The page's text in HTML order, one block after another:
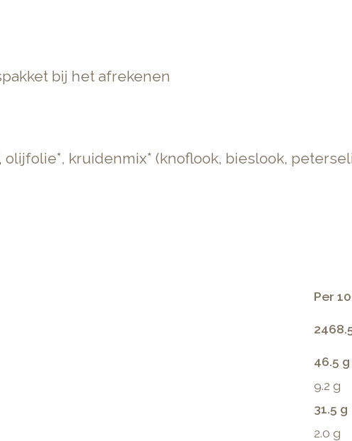
bij het afrekenen
kruidenmix* (knoflook, bieslook,
Per
46.5 g
9.2 g
31.5 g
2.0 g